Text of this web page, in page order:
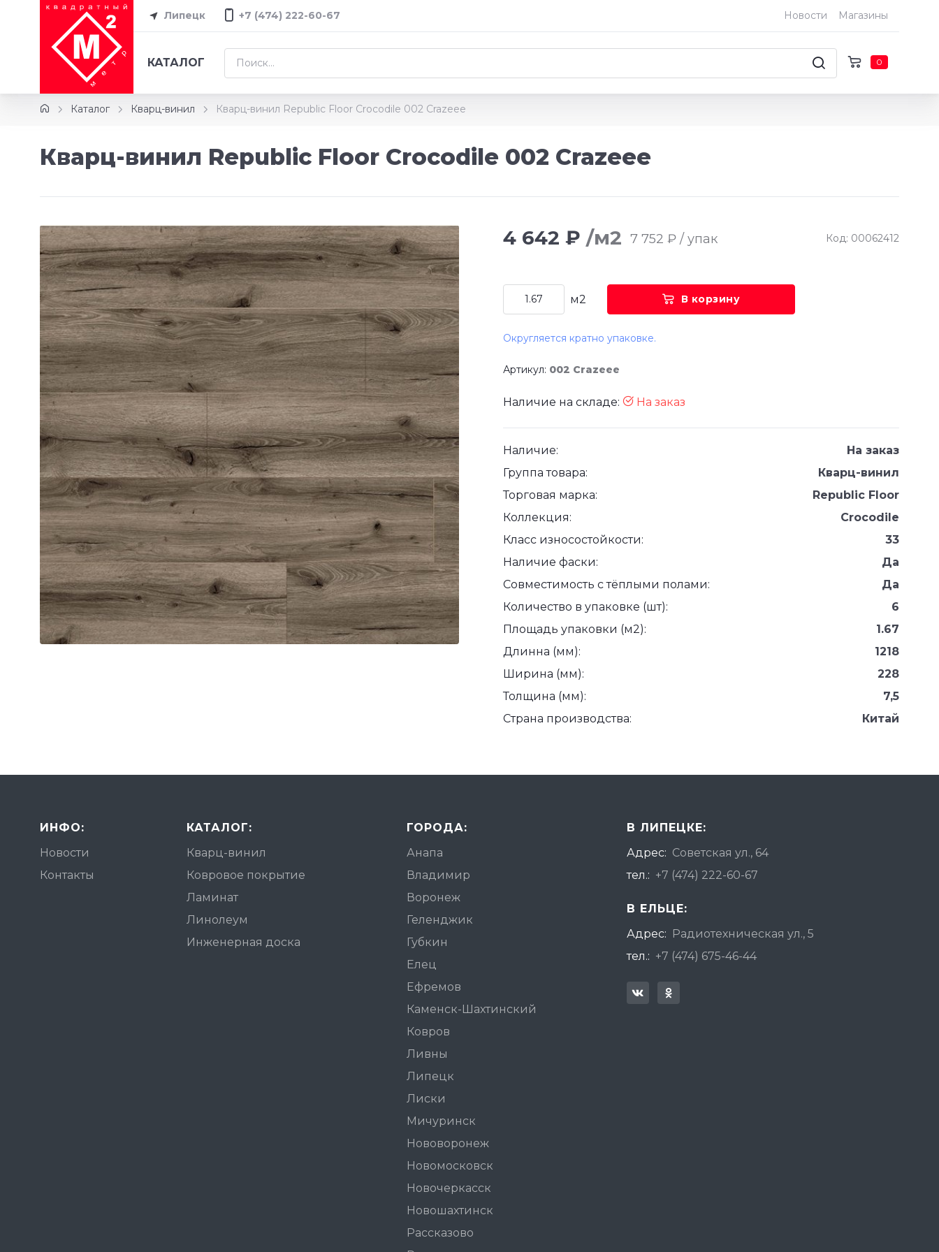
Липецк +7 (474) 222-60-67 Новости Магазины
КАТАЛОГ 0
Каталог Кварц-винил Кварц-винил Republic Floor Crocodile 002 Crazeee
Кварц-винил Republic Floor Crocodile 002 Crazeee
4 642 ₽ /м2 7 752 ₽ / упак Код: 00062412
м2 В корзину
Округляется кратно упаковке.
Артикул: 002 Crazeee
Наличие на складе: На заказ
Наличие:
На заказ
Группа товара:
Кварц-винил
Торговая марка:
Republic Floor
Коллекция:
Crocodile
Класс износостойкости:
33
Наличие фаски:
Да
Совместимость с тёплыми полами:
Да
Количество в упаковке (шт):
6
Площадь упаковки (м2):
1.67
Длинна (мм):
1218
Ширина (мм):
228
Толщина (мм):
7,5
Страна производства:
Китай
ИНФО:
Новости
Контакты
КАТАЛОГ:
Кварц-винил
Ковровое покрытие
Ламинат
Линолеум
Инженерная доска
ГОРОДА:
Анапа
Владимир
Воронеж
Геленджик
Губкин
Елец
Ефремов
Каменск-Шахтинский
Ковров
Ливны
Липецк
Лиски
Мичуринск
Нововоронеж
Новомосковск
Новочеркасск
Новошахтинск
Рассказово
В ЛИПЕЦКЕ:
Адрес: Советская ул., 64
тел.: +7 (474) 222-60-67
В ЕЛЬЦЕ:
Адрес:
Радиотехническая ул., 5
тел.: +7 (474) 675-46-44